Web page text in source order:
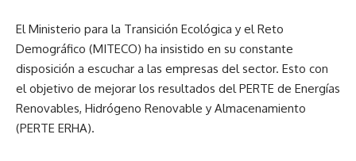
El Ministerio para la Transición Ecológica y el Reto
Demográfico (MITECO) ha insistido en su constante
disposición a escuchar a las empresas del sector. Esto con
el objetivo de mejorar los resultados del PERTE de Energías
Renovables, Hidrógeno Renovable y Almacenamiento
(PERTE ERHA).